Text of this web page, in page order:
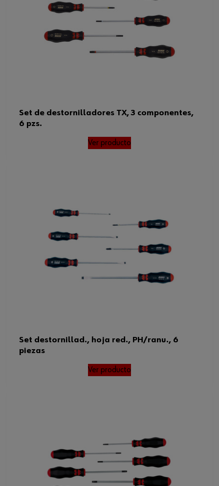
Set de destornilladores TX, 3 componentes,
6 pzs.
Ver producto
Set destornillad., hoja red., PH/ranu., 6
piezas
Ver producto